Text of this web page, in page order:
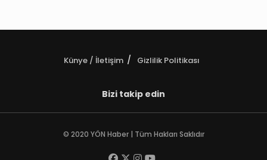
Künye / İletişim Gizlilik Politikası
Bizi takip edin
© 2020 YÖN Haber | Tüm Hakları Saklıdır